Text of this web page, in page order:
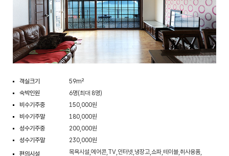
객실크기
59m²
숙박인원
6명(최대 8명)
비수기주중
150,000원
비수기주말
180,000원
성수기주중
200,000원
성수기주말
230,000원
편의시설
목욕시설,에어콘,TV,인터넷,냉장고,쇼파,테이블,취사용품,